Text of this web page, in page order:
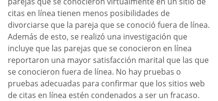
citas en línea tienen menos posibilidades de
divorciarse que la pareja que se conoció fuera de línea.
Además de esto, se realizó una investigación que
incluye que las parejas que se conocieron en línea
reportaron una mayor satisfacción marital que las que
se conocieron fuera de línea. No hay pruebas o
pruebas adecuadas para confirmar que los sitios web
de citas en línea estén condenados a ser un fracaso.